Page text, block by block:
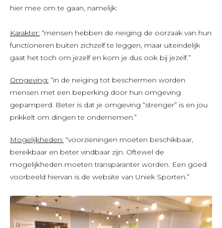
hier mee om te gaan, namelijk:
Karakter: “mensen hebben de neiging de oorzaak van hun
functioneren buiten zichzelf te leggen, maar uiteindelijk
gaat het toch om jezelf en kom je dus ook bij jezelf.”
Omgeving: “in de neiging tot beschermen worden
mensen met een beperking door hun omgeving
gepamperd. Beter is dat je omgeving “strenger” is en jou
prikkelt om dingen te ondernemen.”
Mogelijkheden: “voorzieningen moeten beschikbaar,
bereikbaar en beter vindbaar zijn. Oftewel de
mogelijkheden moeten transparanter worden. Een goed
voorbeeld hiervan is de website van Uniek Sporten.”